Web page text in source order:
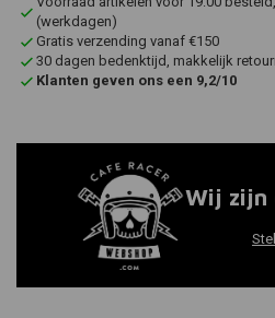
(werkdagen)
Gratis verzending vanaf €150
30 dagen bedenktijd, makkelijk
Klanten geven ons een 9,2/10
Wij zijn